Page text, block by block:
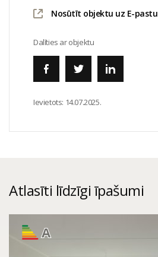
Nosūtīt objektu uz E-pastu
Dalīties ar objektu
Ievietots: 14.07.2025.
Atlasīti līdzīgi īpašumi
A